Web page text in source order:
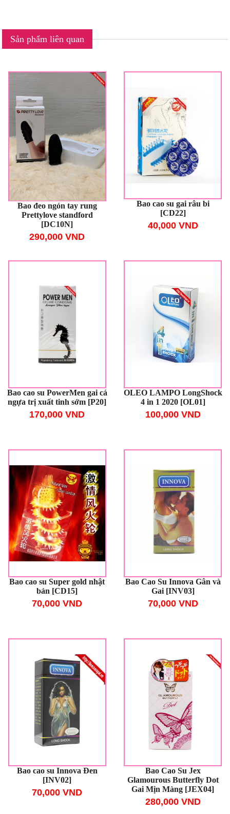
Sản phẩm liên quan
Bao đeo ngón tay rung
Prettylove standford
[DC10N]
290,000 VND
Bao cao su gai râu bi
[CD22]
40,000 VND
Bao cao su PowerMen gai cá
ngựa trị xuất tinh sớm [P20]
170,000 VND
OLEO LAMPO LongShock
4 in 1 2020 [OL01]
100,000 VND
Bao cao su Super gold nhật
bản [CD15]
70,000 VND
Bao Cao Su Innova Gân và
Gai [INV03]
70,000 VND
Bao cao su Innova Đen
[INV02]
70,000 VND
Bao Cao Su Jex
Glamourous Butterfly Dot
Gai Mịn Màng [JEX04]
280,000 VND